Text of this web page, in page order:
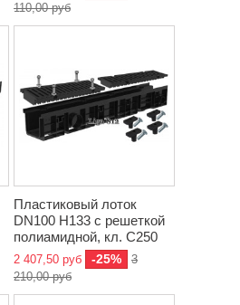
110,00 руб
Пластиковый лоток
DN100 H133 с решеткой
полиамидной, кл. C250
2 407,50 руб -25%
3
210,00 руб